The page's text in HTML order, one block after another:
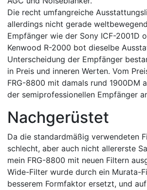
Die recht umfangreiche
allerdings nicht gerade
Empfänger wie der Sony ICF-2001D
Kenwood R-2000 bot dieselbe
Unterscheidung der Empfänger
in Preis und inneren Werten. Vom
FRG-8800 mit damals rund 1900DM
der semiprofessionellen Empfänger
Nachgerüstet
Da die standardmäßig verwendeten
schlecht, aber auch nicht allererste
mein FRG-8800 mit neuen Filtern
Wide-Filter wurde durch ein Murata-
besserem Formfaktor ersetzt, und